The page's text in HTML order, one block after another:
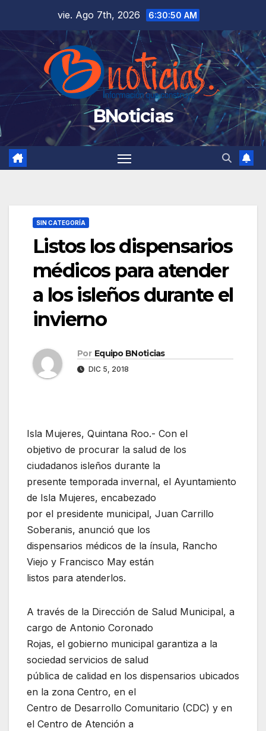
contenido
vie. Ago 7th, 2026 6:30:50 AM
BNoticias
SIN CATEGORÍA
Listos los dispensarios
médicos para atender
a los isleños durante el
invierno
Por Equipo BNoticias
DIC 5, 2018
Isla Mujeres, Quintana Roo.- Con el
objetivo de procurar la salud de los
ciudadanos isleños durante la
presente temporada invernal, el Ayuntamiento
de Isla Mujeres, encabezado
por el presidente municipal, Juan Carrillo
Soberanis, anunció que los
dispensarios médicos de la ínsula, Rancho
Viejo y Francisco May están
listos para atenderlos.
A través de la Dirección de Salud Municipal, a
cargo de Antonio Coronado
Rojas, el gobierno municipal garantiza a la
sociedad servicios de salud
pública de calidad en los dispensarios ubicados
en la zona Centro, en el
Centro de Desarrollo Comunitario (CDC) y en
el Centro de Atención a